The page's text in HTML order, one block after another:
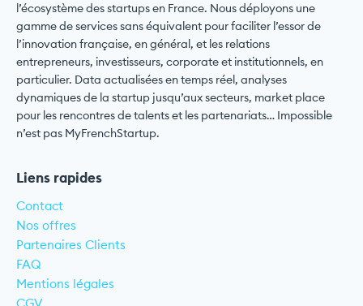
l’écosystème des startups en France. Nous déployons une
gamme de services sans équivalent pour faciliter l’essor de
l’innovation française, en général, et les relations
entrepreneurs, investisseurs, corporate et institutionnels, en
particulier. Data actualisées en temps réel, analyses
dynamiques de la startup jusqu’aux secteurs, market place
pour les rencontres de talents et les partenariats… Impossible
n’est pas MyFrenchStartup.
Liens rapides
Contact
Nos offres
Partenaires Clients
FAQ
Mentions légales